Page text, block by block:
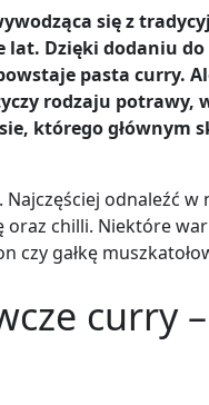
się z
lat. Dzięki dodaniu
pasta curry.
rodzaju potrawy,
którego głównym
odnaleźć
oraz chilli. Niektóre
czy gałkę
curry